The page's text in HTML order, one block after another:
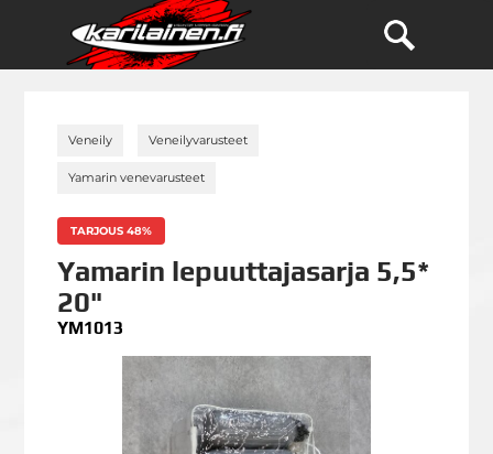
Veneily Veneilyvarusteet
Yamarin venevarusteet
TARJOUS 48%
Yamarin lepuuttajasarja 5,5*
20"
YM1013